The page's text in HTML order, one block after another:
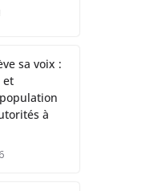
sa voix :
et
à